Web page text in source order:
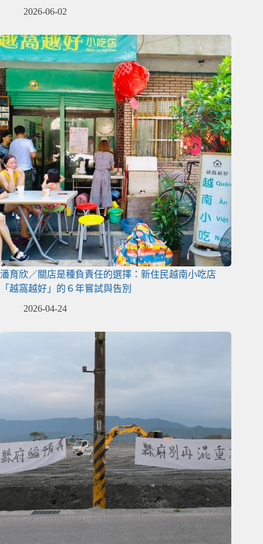
2026-06-02
潘育欣／關店是種負責任的選擇：新住民越南小吃店
「越窩越好」的６年嘗試與告別
2026-04-24